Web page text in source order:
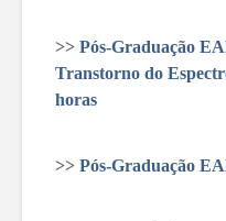
>> Pós-Graduação
Transtorno do
horas
>> Pós-Graduação